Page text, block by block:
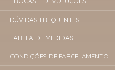
DÚVIDAS FREQUENTES
TABELA DE MEDIDAS
CONDIÇÕES DE PARCELAMENTO